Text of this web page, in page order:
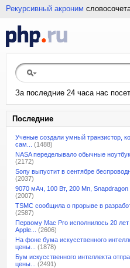
Рекурсивный акроним
За последние 24 часа нас
Последние
Ученые создали умный транзистор,
сам...
(1488)
NASA переделывало обычные
(2172)
Sony выпустит в сентябре
(2037)
9070 мАч, 100 Вт, 200 Мп, Snapdragon
(2007)
TSMC сообщила о прорыве в
(2587)
Первому Mac Pro исполнилось 20
Apple...
(2606)
На фоне бума искусственного
цены...
(1878)
Бум искусственного интеллекта
цены...
(2491)